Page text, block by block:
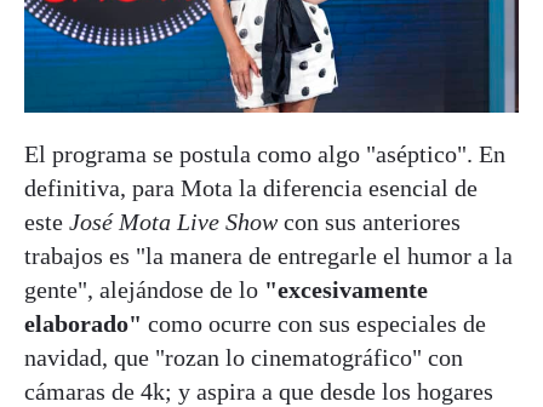
El programa se postula como algo "aséptico". En
definitiva, para Mota la diferencia esencial de
este José Mota Live Show con sus anteriores
trabajos es "la manera de entregarle el humor a la
gente", alejándose de lo "excesivamente
elaborado" como ocurre con sus especiales de
navidad, que "rozan lo cinematográfico" con
cámaras de 4k; y aspira a que desde los hogares